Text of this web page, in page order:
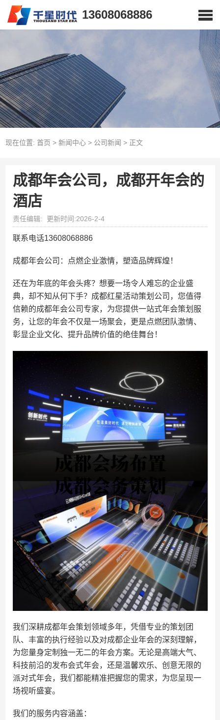
13608068886
现在位置: 首页 > 新闻中心> 公司新闻 > 正文
成都年会公司，成都开年会的
酒店
责任编辑: 更新时间:2026-2-4
联系电话13608068886
成都年会公司：点燃企业激情，塑造品牌辉煌！
还在为年底的年会头疼？想要一场令人难忘的企业盛
典，却不知从何下手？成都红星活动策划公司，您值得
信赖的成都年会公司专家，为您提供一站式年会策划服
务，让您的年会不仅是一场聚会，更是点燃团队激情、
彰显企业文化、提升品牌价值的绝佳舞台！
我们深耕成都年会策划领域多年，凭借专业的策划团
队、丰富的执行经验以及对成都企业年会的深刻理解，
为您量身定制独一无二的年会方案。无论是高端大气、
科技前沿的发布会式年会，还是温馨欢乐、创意无限的
派对式年会，我们都能精准把握您的需求，为您呈现一
场视听盛宴。
我们的服务内容涵盖：